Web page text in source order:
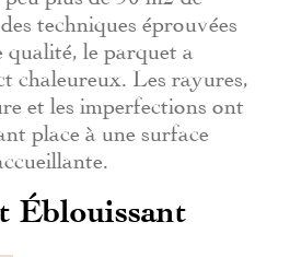
techniques éprouvées
qualité, le parquet a
chaleureux. Les rayures,
et les imperfections ont
place à une surface
Éblouissant